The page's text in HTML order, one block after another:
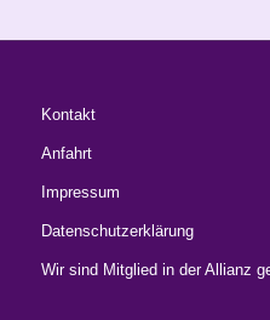
Kontakt
Anfahrt
Impressum
Datenschutzerklärung
Wir sind Mitglied in der Allianz